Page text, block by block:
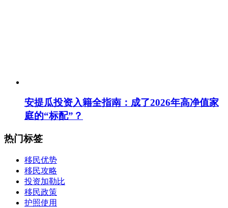
安提瓜投资入籍全指南：成了2026年高净值家
庭的“标配”？
热门标签
移民优势
移民攻略
投资加勒比
移民政策
护照使用